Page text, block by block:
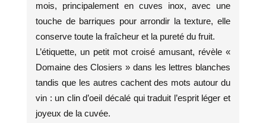
mois, principalement en cuves inox, avec une
touche de barriques pour arrondir la texture, elle
conserve toute la fraîcheur et la pureté du fruit.
L’étiquette, un petit mot croisé amusant, révèle «
Domaine des Closiers » dans les lettres blanches
tandis que les autres cachent des mots autour du
vin : un clin d’oeil décalé qui traduit l’esprit léger et
joyeux de la cuvée.